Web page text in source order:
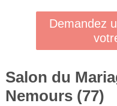
Demandez
Salon du
Nemours (77)